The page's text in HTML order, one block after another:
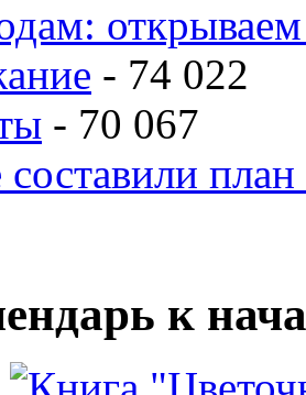
- 74 022
- 70 067
план
к